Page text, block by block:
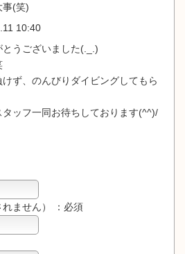
事(笑)
10:40
うございました(._.)
ず、のんびりダイビングしてもら
タッフ一同お待ちしております(^^)/
れません） ：必須